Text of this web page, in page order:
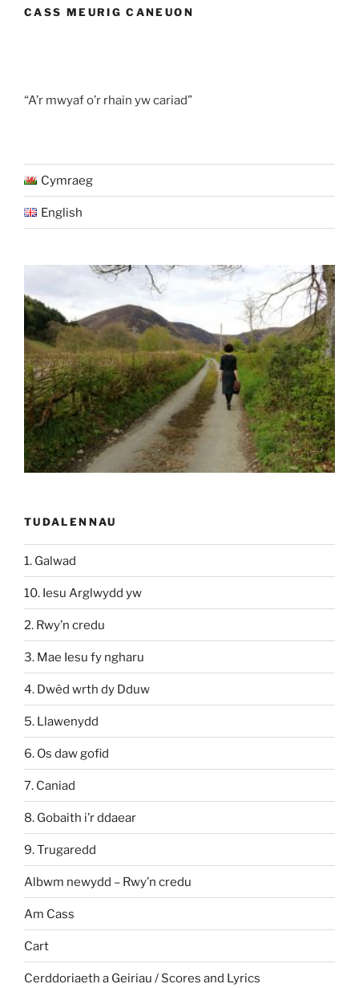
CASS MEURIG CANEUON
“A’r mwyaf o’r rhain yw cariad”
Cymraeg
English
TUDALENNAU
1. Galwad
10. Iesu Arglwydd yw
2. Rwy’n credu
3. Mae Iesu fy ngharu
4. Dwêd wrth dy Dduw
5. Llawenydd
6. Os daw gofid
7. Caniad
8. Gobaith i’r ddaear
9. Trugaredd
Albwm newydd – Rwy’n credu
Am Cass
Cart
Cerddoriaeth a Geiriau / Scores and Lyrics